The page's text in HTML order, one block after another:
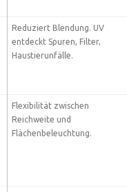
Reduziert Blendung. UV
entdeckt Spuren, Filter,
Haustierunfälle.
Flexibilität zwischen
Reichweite und
Flächenbeleuchtung.